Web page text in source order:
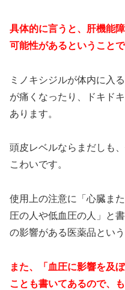
具体的に言うと、肝機能
可能性があるということで
ミノキシジルが体内に入
が痛くなったり、ドキド
あります。
頭皮レベルならまだしも
こわいです。
使用上の注意に「心臓ま
圧の人や低血圧の人」と
の影響がある医薬品とい
また、「血圧に影響を及
ことも書いてあるので、